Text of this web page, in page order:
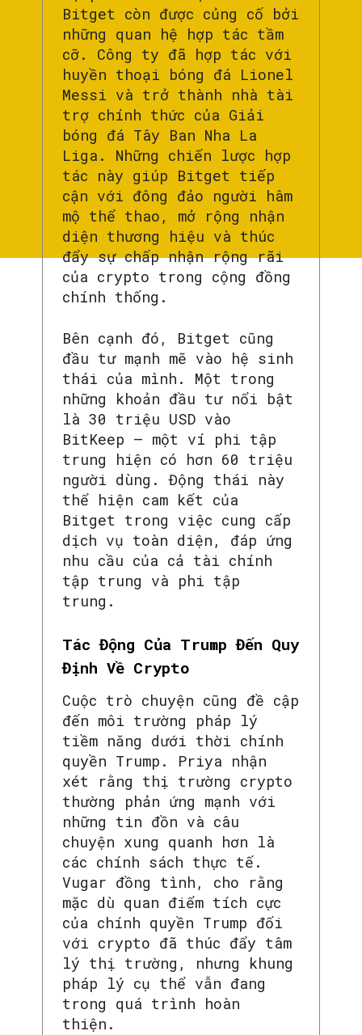
Bitget còn được củng cố bởi
những quan hệ hợp tác tầm
cỡ. Công ty đã hợp tác với
huyền thoại bóng đá Lionel
Messi và trở thành nhà tài
trợ chính thức của Giải
bóng đá Tây Ban Nha La
Liga. Những chiến lược hợp
tác này giúp Bitget tiếp
cận với đông đảo người hâm
mộ thể thao, mở rộng nhận
diện thương hiệu và thúc
đẩy sự chấp nhận rộng rãi
của crypto trong cộng đồng
chính thống.
Bên cạnh đó, Bitget cũng
đầu tư mạnh mẽ vào hệ sinh
thái của mình. Một trong
những khoản đầu tư nổi bật
là 30 triệu USD vào
BitKeep – một ví phi tập
trung hiện có hơn 60 triệu
người dùng. Động thái này
thể hiện cam kết của
Bitget trong việc cung cấp
dịch vụ toàn diện, đáp ứng
nhu cầu của cả tài chính
tập trung và phi tập
trung.
Tác Động Của Trump Đến Quy
Định Về Crypto
Cuộc trò chuyện cũng đề cập
đến môi trường pháp lý
tiềm năng dưới thời chính
quyền Trump. Priya nhận
xét rằng thị trường crypto
thường phản ứng mạnh với
những tin đồn và câu
chuyện xung quanh hơn là
các chính sách thực tế.
Vugar đồng tình, cho rằng
mặc dù quan điểm tích cực
của chính quyền Trump đối
với crypto đã thúc đẩy tâm
lý thị trường, nhưng khung
pháp lý cụ thể vẫn đang
trong quá trình hoàn
thiện.